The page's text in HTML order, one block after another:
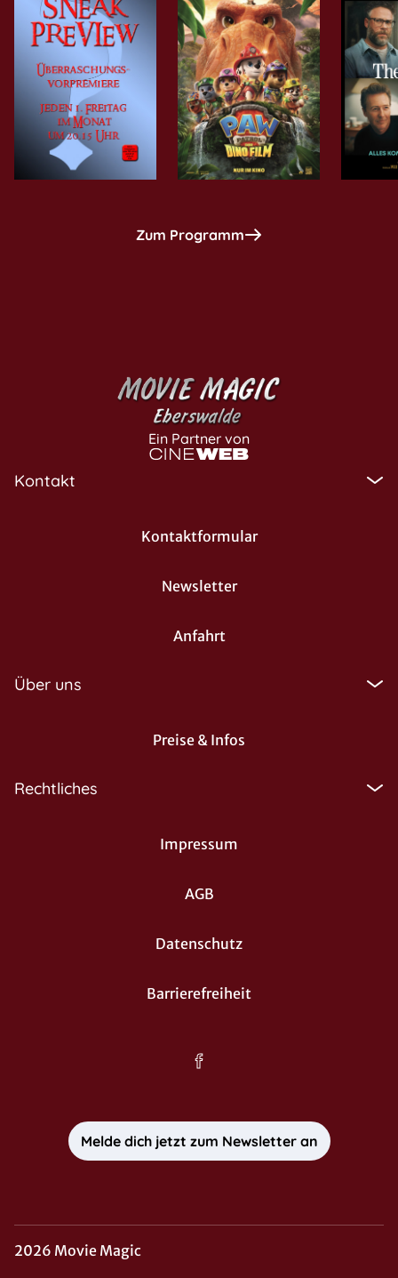
Zum Programm
Ein Partner von
Kontakt
Kontaktformular
Newsletter
Anfahrt
Über uns
Preise & Infos
Rechtliches
Impressum
AGB
Datenschutz
Barrierefreiheit
Melde dich jetzt zum Newsletter an
2026 Movie Magic